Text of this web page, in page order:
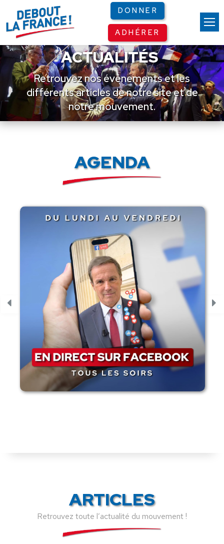
DONNER
ADHÉRER
ACTUALITÉS
Retrouvez nos événements et les
différents articles de notre site et de
notre mouvement.
AGENDA
ARTICLES
Retrouvez toute l’actualité du mouvement !
Panneau de gestion des cookies